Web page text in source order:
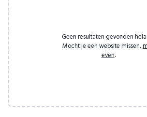
Geen resultaten gevonden
Mocht je een website missen,
even.